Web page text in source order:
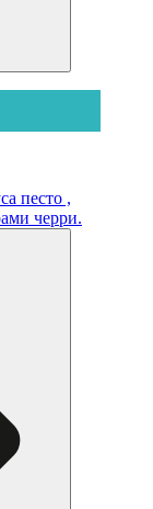
песто ,
черри.